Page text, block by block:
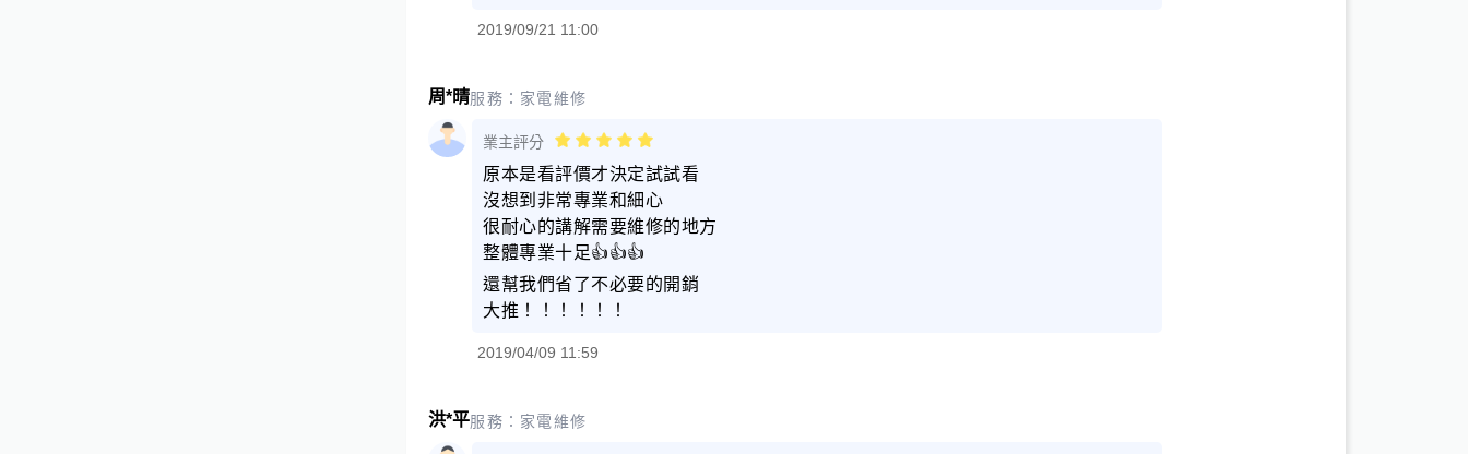
2019/09/21 11:00
周*晴服務： 家電維修
業主評分
原本是看評價才決定試試看
沒想到非常專業和細心
很耐心的講解需要維修的地方
整體專業十足👍👍👍
還幫我們省了不必要的開銷
大推！！！！！！
2019/04/09 11:59
洪*平服務： 家電維修